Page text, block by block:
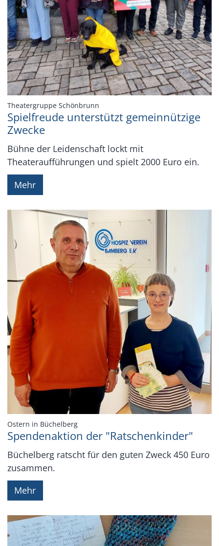
Theatergruppe Schönbrunn
Spielfreude unterstützt gemeinnützige
Zwecke
Bühne der Leidenschaft lockt mit
Theateraufführungen und spielt 2000 Euro ein.
Mehr
Ostern in Büchelberg:
Spendenaktion der "Ratschenkinder"
Büchelberg ratscht für den guten Zweck 450 Euro
zusammen.
Mehr